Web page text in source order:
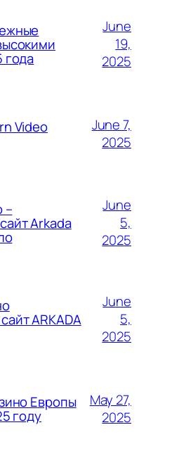
года
June
19,
2025
Video
June 7,
2025
–
Arkada
June
5,
2025
ARKADA
June
5,
2025
Европы
году
May 27,
2025